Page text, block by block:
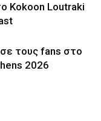
Kokoon Loutraki
τους fans στο
2026